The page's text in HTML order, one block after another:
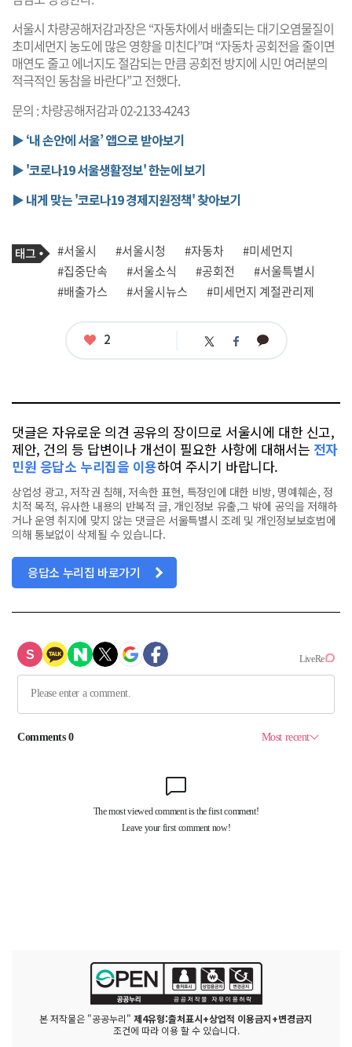
서울시 차량공해저감과장은 “자동차에서 배출되는 대기오염물질이
초미세먼지 농도에 많은 영향을 미친다”며 “자동차 공회전을 줄이면
매연도 줄고 에너지도 절감되는 만큼 공회전 방지에 시민 여러분의
적극적인 동참을 바란다”고 전했다.
문의 : 차량공해저감과 02-2133-4243
▶ ‘내 손안에 서울’ 앱으로 받아보기
▶ '코로나19 서울생활정보' 한눈에 보기
▶ 내게 맞는 '코로나19 경제지원정책' 찾아보기
기
사
관
련
태
태
그
#서울시 #서울시청 #자동차
#미세먼지
#집중단속
#서울소식 #공회전
#서울특별시
#배출가스
#서울시뉴스 #미세먼지 계절관리제
좋
2 트 페 카
댓글은 자유로운 의견 공유의 장이므로 서울시에 대한 신고,
제안, 건의 등 답변이나 개선이 필요한 사항에 대해서는 전자
민원 응답소 누리집을 이용하여 주시기 바랍니다.
상업성 광고, 저작권 침해, 저속한 표현, 특정인에 대한 비방, 명예훼손, 정
치적 목적, 유사한 내용의 반복적 글, 개인정보 유출,그 밖에 공익을 저해하
거나 운영 취지에 맞지 않는 댓글은 서울특별시 조례 및 개인정보보호법에
의해 통보없이 삭제될 수 있습니다.
응답소 누리집 바로가기
본 저작물은 "공공누리" 제4유형:출처표시+상업적 이용금지+변경금지
조건에 따라 이용 할 수 있습니다.